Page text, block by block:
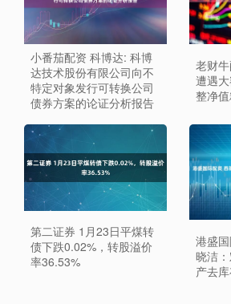
小番茄配资 科博达: 科博
达技术股份有限公司向不
特定对象发行可转换公司
债券方案的论证分析报告
老财
遭遇
整净
第二证券 1月23日平煤转
债下跌0.02%，转股溢价
率36.53%
港盛
晓洁
产去